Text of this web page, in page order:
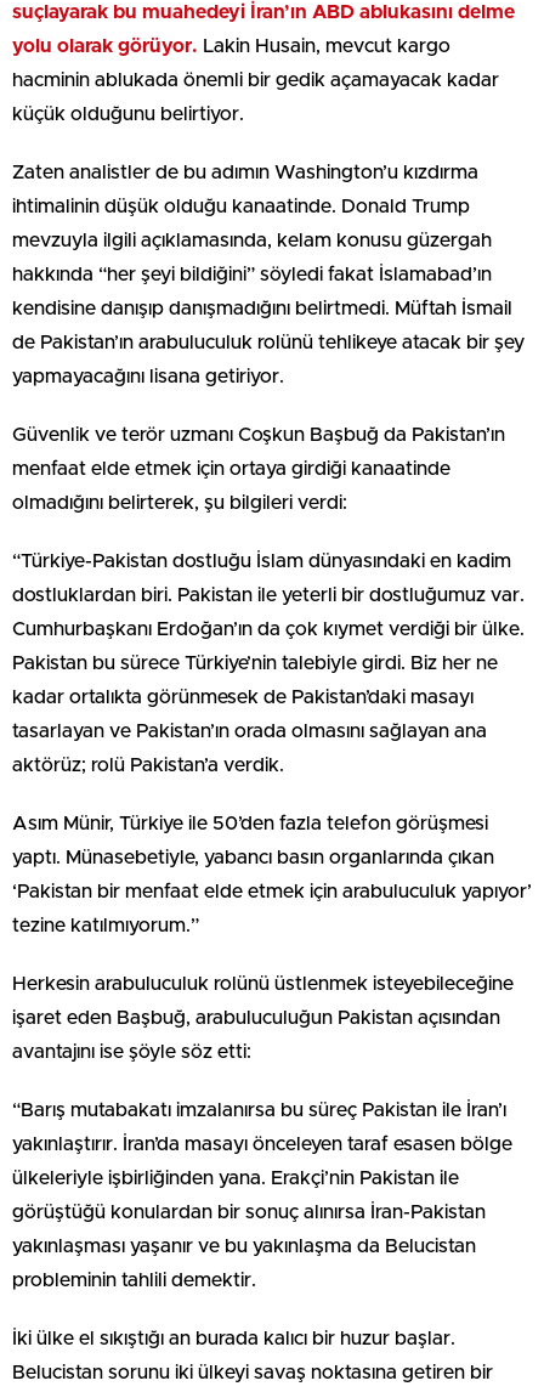
suçlayarak bu muahedeyi İran’ın ABD ablukasını delme
yolu olarak görüyor. Lakin Husain, mevcut kargo
hacminin ablukada önemli bir gedik açamayacak kadar
küçük olduğunu belirtiyor.
Zaten analistler de bu adımın Washington’u kızdırma
ihtimalinin düşük olduğu kanaatinde. Donald Trump
mevzuyla ilgili açıklamasında, kelam konusu güzergah
hakkında “her şeyi bildiğini” söyledi fakat İslamabad’ın
kendisine danışıp danışmadığını belirtmedi. Müftah İsmail
de Pakistan’ın arabuluculuk rolünü tehlikeye atacak bir şey
yapmayacağını lisana getiriyor.
Güvenlik ve terör uzmanı Coşkun Başbuğ da Pakistan’ın
menfaat elde etmek için ortaya girdiği kanaatinde
olmadığını belirterek, şu bilgileri verdi:
“Türkiye-Pakistan dostluğu İslam dünyasındaki en kadim
dostluklardan biri. Pakistan ile yeterli bir dostluğumuz var.
Cumhurbaşkanı Erdoğan’ın da çok kıymet verdiği bir ülke.
Pakistan bu sürece Türkiye’nin talebiyle girdi. Biz her ne
kadar ortalıkta görünmesek de Pakistan’daki masayı
tasarlayan ve Pakistan’ın orada olmasını sağlayan ana
aktörüz; rolü Pakistan’a verdik.
Asım Münir, Türkiye ile 50’den fazla telefon görüşmesi
yaptı. Münasebetiyle, yabancı basın organlarında çıkan
‘Pakistan bir menfaat elde etmek için arabuluculuk yapıyor’
tezine katılmıyorum.”
Herkesin arabuluculuk rolünü üstlenmek isteyebileceğine
işaret eden Başbuğ, arabuluculuğun Pakistan açısından
avantajını ise şöyle söz etti:
“Barış mutabakatı imzalanırsa bu süreç Pakistan ile İran’ı
yakınlaştırır. İran’da masayı önceleyen taraf esasen bölge
ülkeleriyle işbirliğinden yana. Erakçi’nin Pakistan ile
görüştüğü konulardan bir sonuç alınırsa İran-Pakistan
yakınlaşması yaşanır ve bu yakınlaşma da Belucistan
probleminin tahlili demektir.
İki ülke el sıkıştığı an burada kalıcı bir huzur başlar.
Belucistan sorunu iki ülkeyi savaş noktasına getiren bir